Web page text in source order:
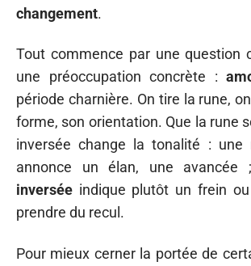
changement.
Tout commence par une question
une préoccupation concrète :
période charnière. On tire la rune,
forme, son orientation. Que la rune
inversée change la tonalité : une
annonce un élan, une avancée
inversée indique plutôt un frein ou
prendre du recul.
Pour mieux cerner la portée de